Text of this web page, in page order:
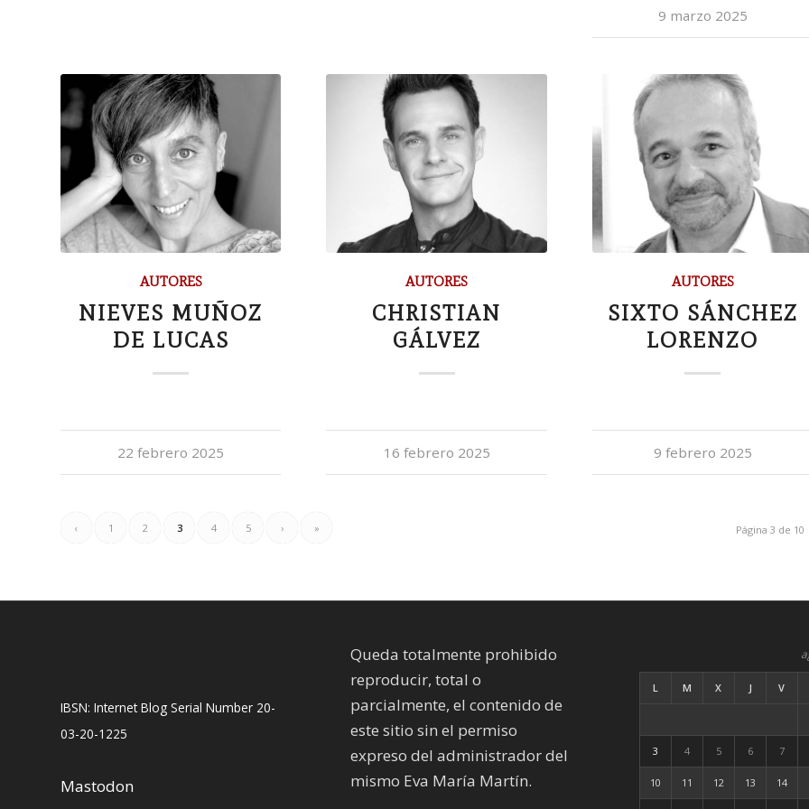
9 marzo 2025
AUTORES
NIEVES MUÑOZ
DE LUCAS
22 febrero 2025
AUTORES
CHRISTIAN
GÁLVEZ
16 febrero 2025
AUTORES
SIXTO SÁNCHEZ
LORENZO
9 febrero 2025
Página 3 de 10
‹ 1 2 3 4 5 › »
IBSN: Internet Blog Serial Number 20-
03-20-1225
Mastodon
Queda totalmente prohibido
reproducir, total o
parcialmente, el contenido de
este sitio sin el permiso
expreso del administrador del
mismo Eva María Martín.
L M X J V
3 4 5 6 7
10 11 12 13 14